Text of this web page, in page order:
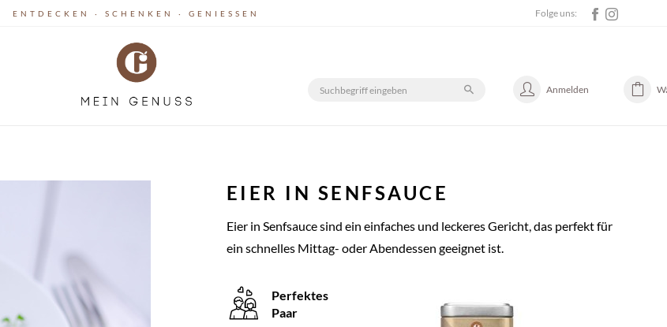
ENTDECKEN · SCHENKEN · GENIESSEN Folge uns:
Anmelden
EIER IN SENFSAUCE
Eier in Senfsauce sind ein einfaches und leckeres Gericht, das perfekt für
ein schnelles Mittag- oder Abendessen geeignet ist.
Perfektes
Paar